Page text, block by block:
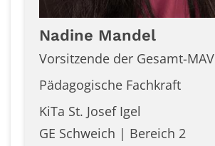
Nadine Mandel
Vorsitzende der Gesamt-MAV
Pädagogische Fachkraft
KiTa St. Josef Igel
GE Schweich | Bereich 2